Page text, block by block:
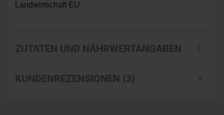
Landwirtschaft EU
ZUTATEN UND NÄHRWERTANGABEN
KUNDENREZENSIONEN (3)